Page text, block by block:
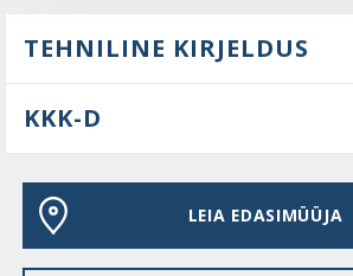
TEHNILINE KIRJELDUS
KKK-D
LEIA EDASIMÜÜJA